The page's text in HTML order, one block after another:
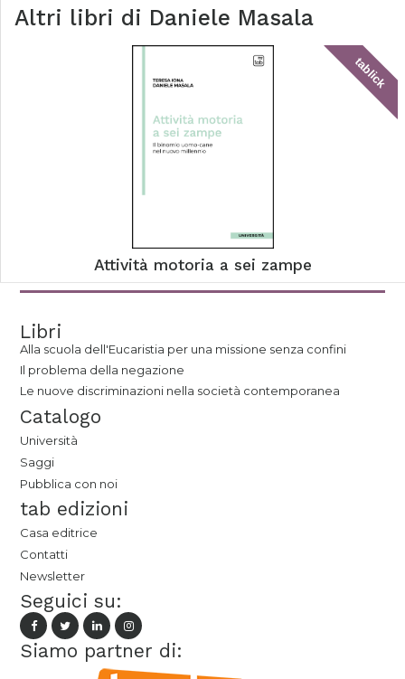
Altri libri di Daniele Masala
tablick
Attività motoria a sei zampe
Libri
Alla scuola dell'Eucaristia per una missione senza confini
Il problema della negazione
Le nuove discriminazioni nella società contemporanea
Catalogo
Università
Saggi
Pubblica con noi
tab edizioni
Casa editrice
Contatti
Newsletter
Seguici su:
Siamo partner di: